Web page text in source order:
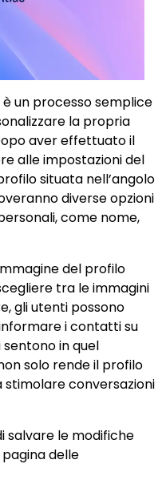
un processo semplice
la propria
aver effettuato il
alle impostazioni del
situata nell’angolo
diverse opzioni
come nome,
del profilo
tra le immagini
gli utenti possono
i contatti su
in quel
solo rende il profilo
stimolare conversazioni
salvare le modifiche
delle